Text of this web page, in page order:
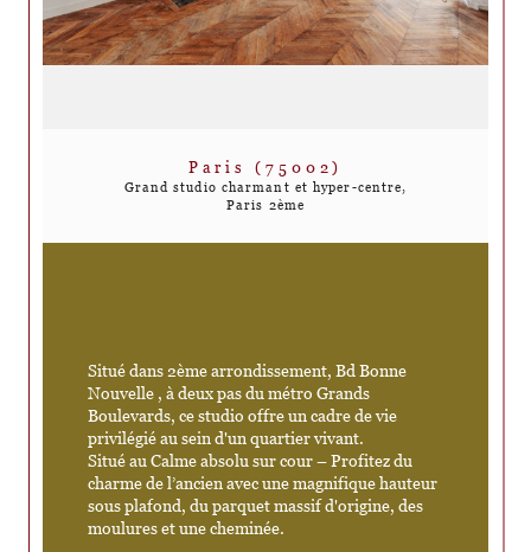
Paris (75002)
Grand studio charmant et hyper-centre,
Paris 2ème
Situé dans 2ème arrondissement, Bd Bonne
Nouvelle , à deux pas du métro Grands
Boulevards, ce studio offre un cadre de vie
privilégié au sein d'un quartier vivant.
Situé au Calme absolu sur cour – Profitez du
charme de l’ancien avec une magnifique hauteur
sous plafond, du parquet massif d'origine, des
moulures et une cheminée.